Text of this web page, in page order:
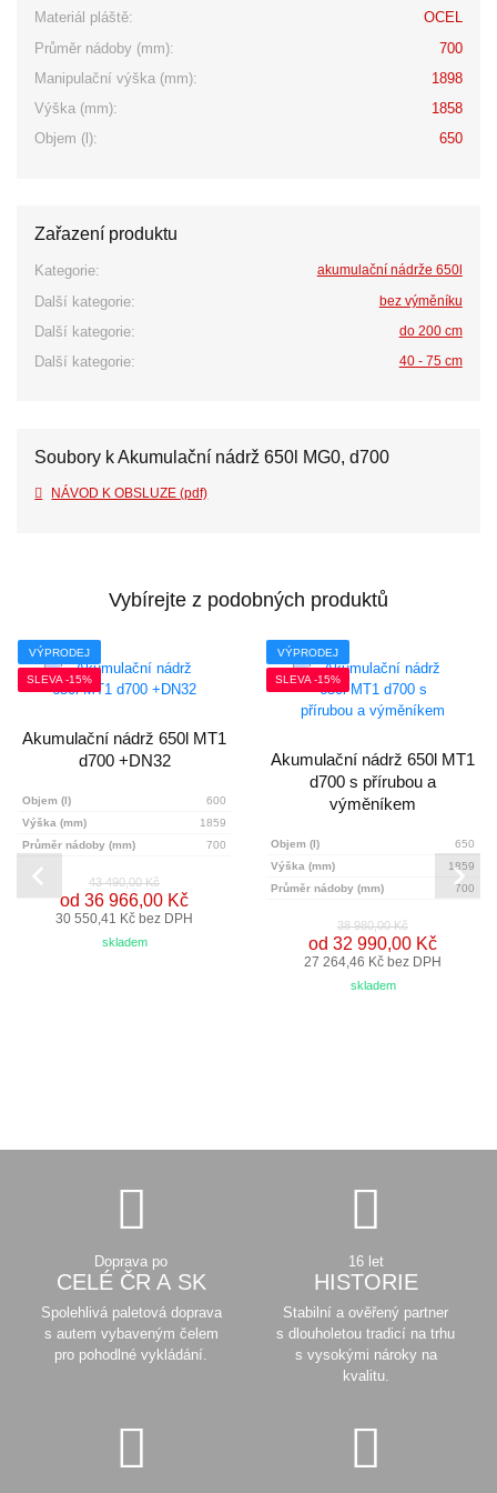
Materiál pláště:
OCEL
Průměr nádoby (mm):
700
Manipulační výška (mm):
1898
Výška (mm):
1858
Objem (l):
650
Zařazení produktu
Kategorie: akumulační nádrže 650l
Další kategorie: bez výměníku
Další kategorie: do 200 cm
Další kategorie: 40 - 75 cm
Soubory k Akumulační nádrž 650l MG0, d700
NÁVOD K OBSLUZE (pdf)
Vybírejte z podobných produktů
VÝPRODEJ
SLEVA -15%
Akumulační nádrž 650l MT1
d700 +DN32
Objem (l)
600
Výška (mm)
1859
Průměr nádoby (mm)
700
43 490,00 Kč
od 36 966,00 Kč
30 550,41 Kč bez DPH
skladem
VÝPRODEJ
SLEVA -15%
Akumulační nádrž 650l MT1
d700 s přírubou a
výměníkem
Objem (l)
650
Výška (mm)
1859
Průměr nádoby (mm)
700
38 980,00 Kč
od 32 990,00 Kč
27 264,46 Kč bez DPH
skladem
Doprava po
CELÉ ČR A SK
Spolehlivá paletová doprava
s autem vybaveným čelem
pro pohodlné vykládání.
16 let
HISTORIE
Stabilní a ověřený partner
s dlouholetou tradicí na trhu
s vysokými nároky na
kvalitu.